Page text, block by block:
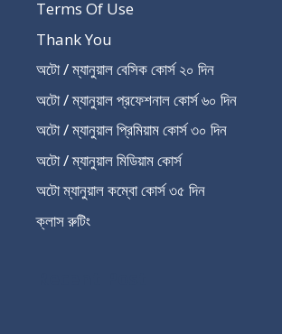
Terms Of Use
Thank You
অটো / ম্যানুয়াল বেসিক কোর্স ২০ দিন
অটো / ম্যানুয়াল প্রফেশনাল কোর্স ৬০ দিন
অটো / ম্যানুয়াল প্রিমিয়াম কোর্স ৩০ দিন
অটো / ম্যানুয়াল মিডিয়াম কোর্স
অটো ম্যানুয়াল কম্বো কোর্স ৩৫ দিন
ক্লাস রুটিং